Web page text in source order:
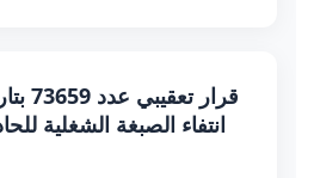
انتفاء الصبغة الشغلية